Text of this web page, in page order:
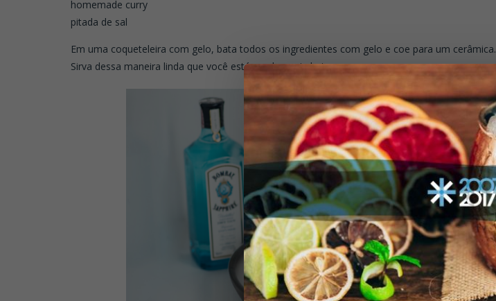
homemade curry
pitada de sal
Em uma coqueteleira com gelo, bata todos os ingredientes com gelo e coe para um cerâmica.
Sirva dessa maneira linda que você está vendo aqui abaixo.